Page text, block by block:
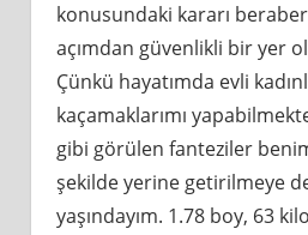
konusundaki kararı beraber
açımdan güvenlikli bir yer
Çünkü hayatımda evli
kaçamaklarımı
gibi görülen fanteziler
şekilde yerine getirilmeye
yaşındayım. 1.78 boy, 63